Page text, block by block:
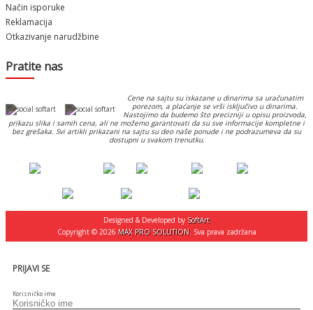
Način isporuke
Reklamacija
Otkazivanje narudžbine
Pratite nas
Cene na sajtu su iskazane u dinarima sa uračunatim
porezom, a plaćanje se vrši isključivo u dinarima.
Nastojimo da budemo što precizniji u opisu proizvoda,
prikazu slika i samih cena, ali ne možemo garantovati da su sve informacije kompletne i
bez grešaka. Svi artikli prikazani na sajtu su deo naše ponude i ne podrazumeva da su
dostupni u svakom trenutku.
Designed & Developed by SoftArt
Copyright © 2026 MAX PRO SOLUTION. Sva prava zadržana
PRIJAVI SE
Korisničko ime